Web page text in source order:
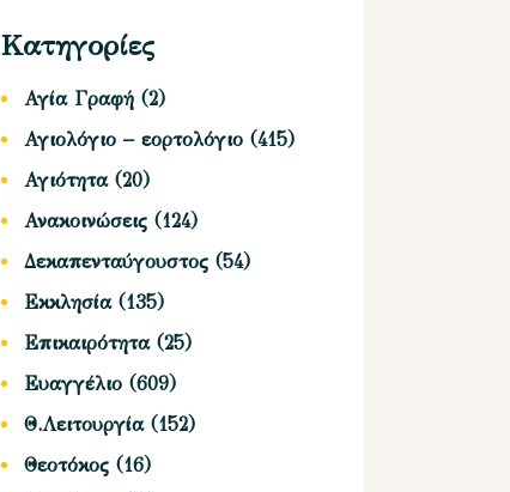
Κατηγορίες
Αγία Γραφή (2)
Αγιολόγιο – εορτολόγιο (415)
Αγιότητα(20)
Ανακοινώσεις (124)
Δεκαπενταύγουστος (54)
Εκκλησία(135)
Επικαιρότητα(25)
Ευαγγέλιο (609)
Θ.Λειτουργία(152)
Θεοτόκος (16)